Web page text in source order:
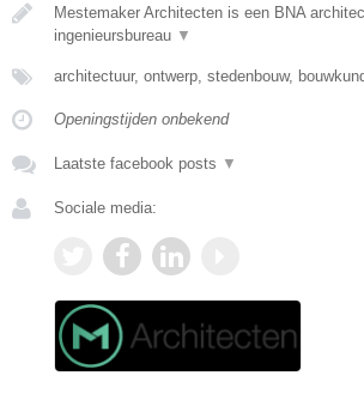
Mestemaker Architecten is een BNA
ingenieursbureau ▼
architectuur, ontwerp, stedenbouw,
Openingstijden onbekend
Laatste facebook posts ▼
Sociale media: